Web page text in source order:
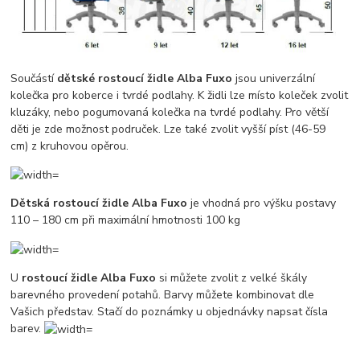
Součástí dětské rostoucí židle Alba Fuxo jsou univerzální
kolečka pro koberce i tvrdé podlahy. K židli lze místo koleček zvolit
kluzáky, nebo pogumovaná kolečka na tvrdé podlahy. Pro větší
děti je zde možnost područek. Lze také zvolit vyšší píst (46-59
cm) z kruhovou opěrou.
Dětská rostoucí židle Alba Fuxo je vhodná pro výšku postavy
110 – 180 cm při maximální hmotnosti 100 kg
U rostoucí židle Alba Fuxo si můžete zvolit z velké škály
barevného provedení potahů. Barvy můžete kombinovat dle
Vašich představ. Stačí do poznámky u objednávky napsat čísla
barev.